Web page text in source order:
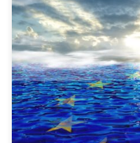
FÜR EINE SOLIDARISCHE
UNEINGESCHRÄNKTE
FESTUNG EUROPA!
Hauptwache/